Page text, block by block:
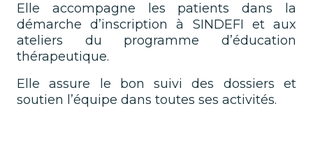
Elle accompagne les patients dans la
démarche d’inscription à SINDEFI et aux
ateliers du programme d’éducation
thérapeutique.
Elle assure le bon suivi des dossiers et
soutien l’équipe dans toutes ses activités.